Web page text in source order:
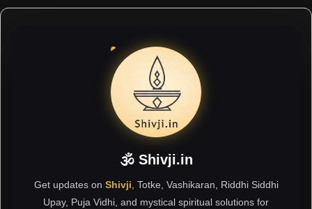
🕉 Shivji.in
Get updates on Shivji , Totke, Vashikaran, Riddhi Siddhi
Upay, Puja Vidhi, and mystical spiritual solutions for